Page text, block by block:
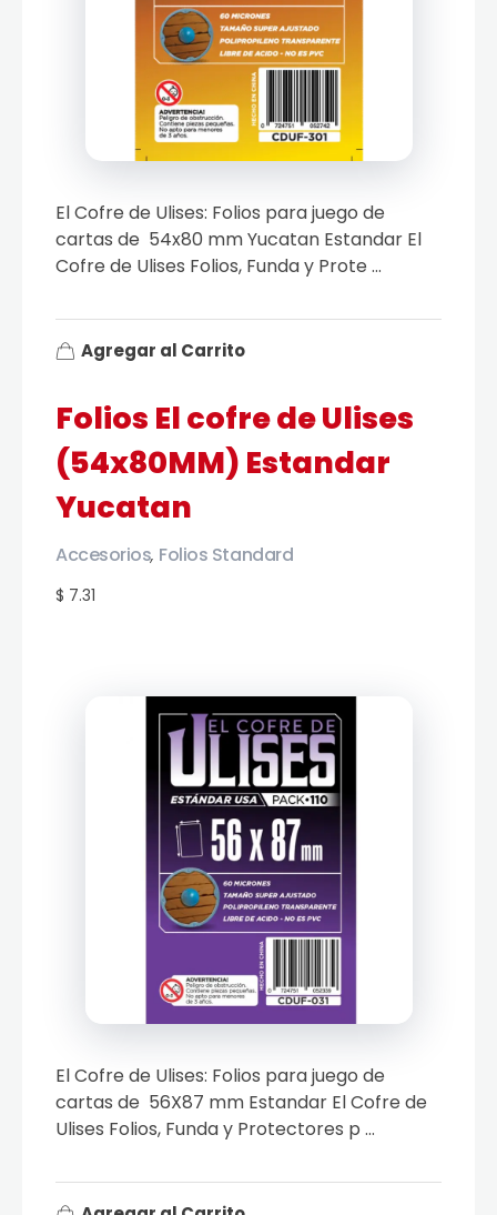
Folios El cofre de Ulises
(54x80MM) Estandar
Yucatan
$ 7.31
Accesorios, Folios Standard
El Cofre de Ulises: Folios para juego de
cartas de 54x80 mm Yucatan Estandar El
Cofre de Ulises Folios, Funda y Prote ...
Agregar al Carrito
El Cofre de Ulises: Folios para juego de
cartas de 56X87 mm Estandar El Cofre de
Ulises Folios, Funda y Protectores p ...